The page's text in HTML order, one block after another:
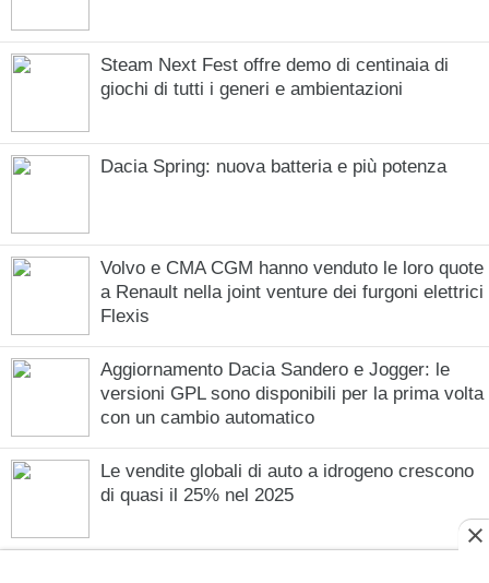
Steam Next Fest offre demo di centinaia di
giochi di tutti i generi e ambientazioni
Dacia Spring: nuova batteria e più potenza
Volvo e CMA CGM hanno venduto le loro quote
a Renault nella joint venture dei furgoni elettrici
Flexis
Aggiornamento Dacia Sandero e Jogger: le
versioni GPL sono disponibili per la prima volta
con un cambio automatico
Le vendite globali di auto a idrogeno crescono
di quasi il 25% nel 2025